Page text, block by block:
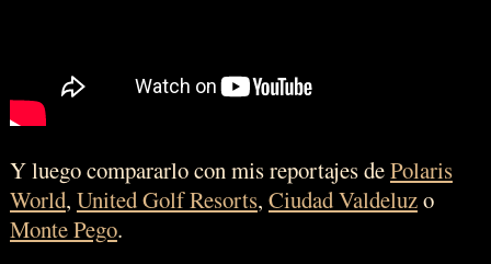
Y luego compararlo con mis reportajes dePolaris
World, United Golf Resorts, Ciudad Valdeluzo
Monte Pego.